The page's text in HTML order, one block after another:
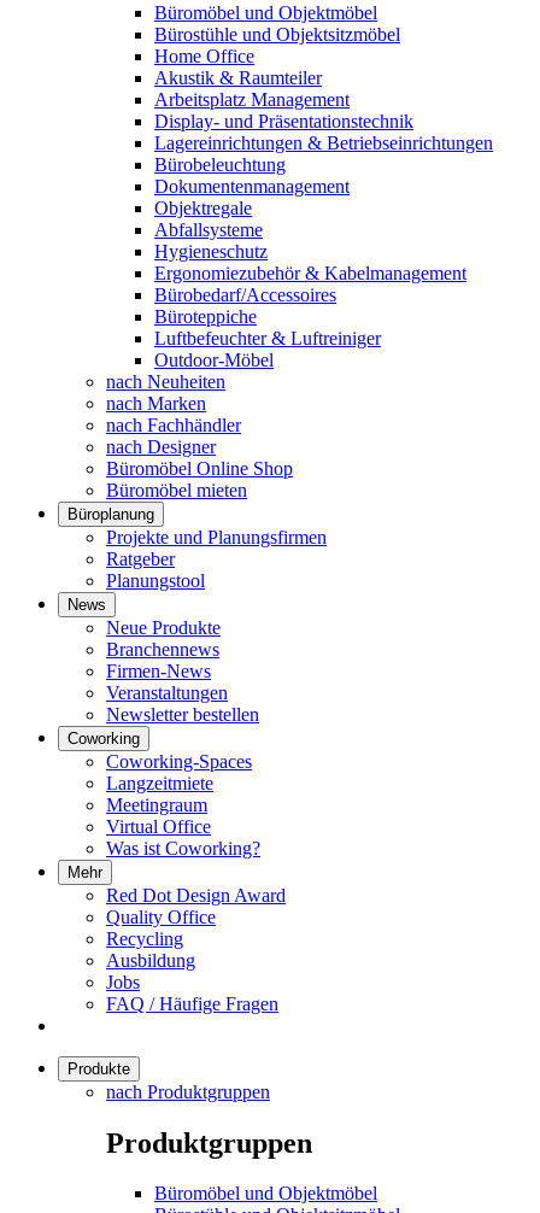
Büromöbel und Objektmöbel
Bürostühle und Objektsitzmöbel
Home Office
Akustik & Raumteiler
Arbeitsplatz Management
Display- und Präsentationstechnik
Lagereinrichtungen & Betriebseinrichtungen
Bürobeleuchtung
Dokumentenmanagement
Objektregale
Abfallsysteme
Hygieneschutz
Ergonomiezubehör & Kabelmanagement
Bürobedarf/Accessoires
Büroteppiche
Luftbefeuchter & Luftreiniger
Outdoor-Möbel
nach Neuheiten
nach Marken
nach Fachhändler
nach Designer
Büromöbel Online Shop
Büromöbel mieten
Büroplanung
Projekte und Planungsfirmen
Ratgeber
Planungstool
News
Neue Produkte
Branchennews
Firmen-News
Veranstaltungen
Newsletter bestellen
Coworking
Coworking-Spaces
Langzeitmiete
Meetingraum
Virtual Office
Was ist Coworking?
Mehr
Red Dot Design Award
Quality Office
Recycling
Ausbildung
Jobs
FAQ / Häufige Fragen
Produkte
nach Produktgruppen
Produktgruppen
Büromöbel und Objektmöbel